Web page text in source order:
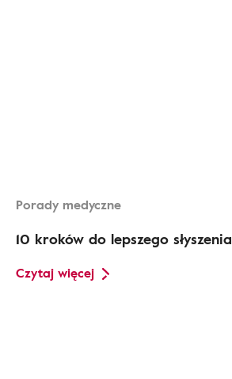
Porady medyczne
10 kroków do lepszego słyszenia
Czytaj więcej